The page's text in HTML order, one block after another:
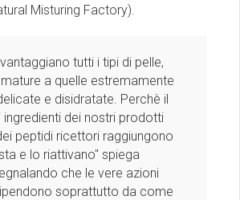
Misturing Factory).
tutti i tipi di pelle,
a quelle estremamente
e disidratate. Perchè il
ingredienti dei nostri prodotti
peptidi ricettori raggiungono
e lo riattivano" spiega
che le vere azioni
soprattutto da come